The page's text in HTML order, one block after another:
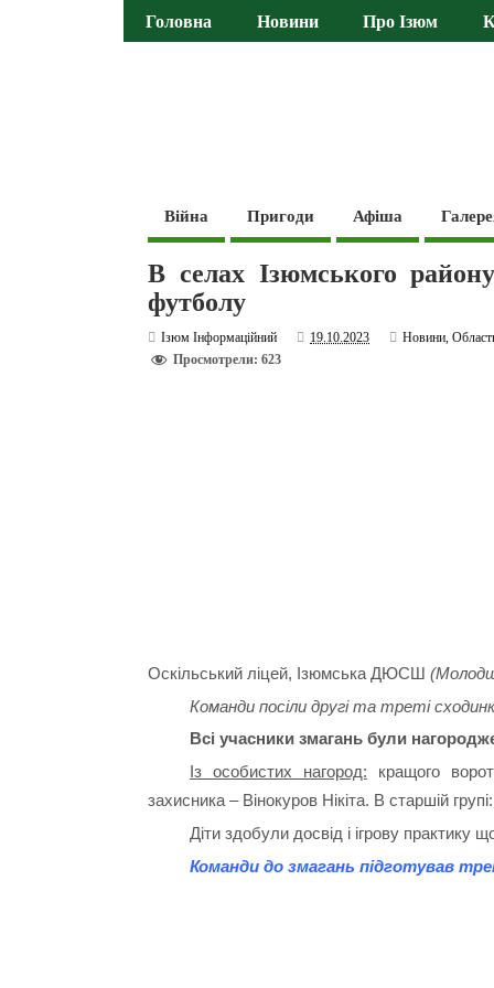
Головна Новини Про Ізюм
Війна Пригоди Афіша
В селах Ізюмського
футболу
Ізюм Інформаційний 19.10.2023 Новини,
Просмотрели: 623
Оскільський ліцей, Ізюмська ДЮСШ
Команди посіли другі та треті
Всі учасники змагань були
Із особистих нагород: кращого
захисника – Вінокуров Нікіта. В старшій
Діти здобули досвід і ігрову практику
Команди до змагань підготував